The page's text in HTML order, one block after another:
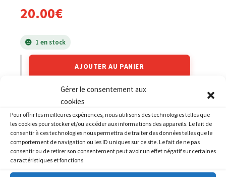
Gérer le consentement aux
cookies
Pour offrir les meilleures expériences, nous utilisons des technologies telles que
les cookies pour stocker et/ou accéder aux informations des appareils. Le fait de
consentir à ces technologies nous permettra de traiter des données telles que le
comportement de navigation ou les ID uniques sur ce site. Le fait de ne pas
consentir ou de retirer son consentement peut avoir un effet négatif sur certaines
caractéristiques et fonctions.
20.00€
1 en stock
AJOUTER AU PANIER
YAMAHA,YAMAHA 800 FZ8
PRODUITS SIMILAIRES